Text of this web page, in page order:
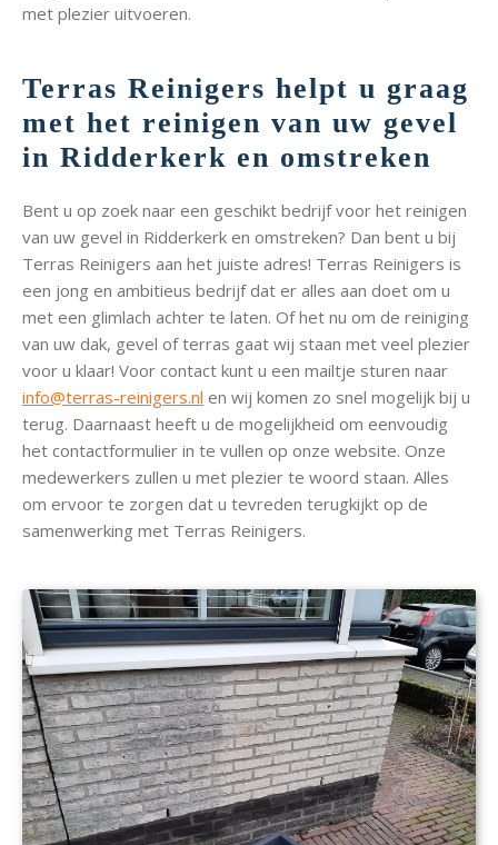
met plezier uitvoeren.
Terras Reinigers helpt u graag
met het reinigen van uw gevel
in Ridderkerk en omstreken
Bent u op zoek naar een geschikt bedrijf voor het reinigen
van uw gevel in Ridderkerk en omstreken? Dan bent u bij
Terras Reinigers aan het juiste adres! Terras Reinigers is
een jong en ambitieus bedrijf dat er alles aan doet om u
met een glimlach achter te laten. Of het nu om de reiniging
van uw dak, gevel of terras gaat wij staan met veel plezier
voor u klaar! Voor contact kunt u een mailtje sturen naar
info@terras-reinigers.nl en wij komen zo snel mogelijk bij u
terug. Daarnaast heeft u de mogelijkheid om eenvoudig
het contactformulier in te vullen op onze website. Onze
medewerkers zullen u met plezier te woord staan. Alles
om ervoor te zorgen dat u tevreden terugkijkt op de
samenwerking met Terras Reinigers.